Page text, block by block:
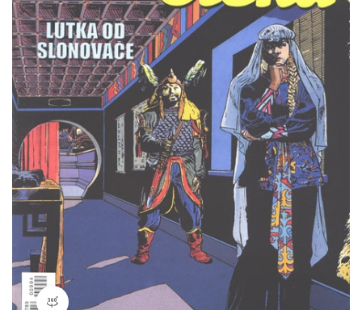
360 product view